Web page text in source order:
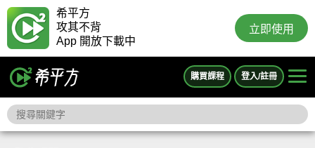
希平方
攻其不背
App 開放下載中
立即使用
購買課程 登入/註冊